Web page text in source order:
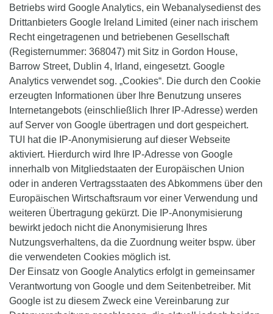
Betriebs wird Google Analytics, ein Webanalysedienst des
Drittanbieters Google Ireland Limited (einer nach irischem
Recht eingetragenen und betriebenen Gesellschaft
(Registernummer: 368047) mit Sitz in Gordon House,
Barrow Street, Dublin 4, Irland, eingesetzt. Google
Analytics verwendet sog. „Cookies“. Die durch den Cookie
erzeugten Informationen über Ihre Benutzung unseres
Internetangebots (einschließlich Ihrer IP-Adresse) werden
auf Server von Google übertragen und dort gespeichert.
TUI hat die IP-Anonymisierung auf dieser Webseite
aktiviert. Hierdurch wird Ihre IP-Adresse von Google
innerhalb von Mitgliedstaaten der Europäischen Union
oder in anderen Vertragsstaaten des Abkommens über den
Europäischen Wirtschaftsraum vor einer Verwendung und
weiteren Übertragung gekürzt. Die IP-Anonymisierung
bewirkt jedoch nicht die Anonymisierung Ihres
Nutzungsverhaltens, da die Zuordnung weiter bspw. über
die verwendeten Cookies möglich ist.
Der Einsatz von Google Analytics erfolgt in gemeinsamer
Verantwortung von Google und dem Seitenbetreiber. Mit
Google ist zu diesem Zweck eine Vereinbarung zur